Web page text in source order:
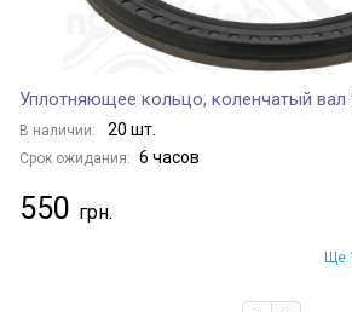
Уплотняющее кольцо, коленчатый вал
В наличии: 20 шт.
Срок ожидания: 6 часов
550
Ще